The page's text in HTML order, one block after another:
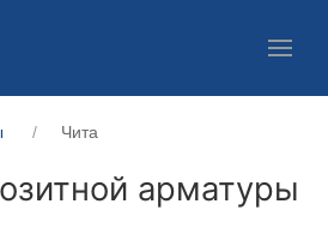
Чита
арматуры